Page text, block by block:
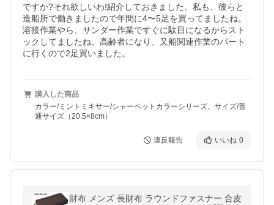
ですか?それ欲しいわ!紹介しておきました。私も、彼らと
造船所で働きましたので年間に4〜5足を買ってましたね。
溶接作業やら、サンダー作業ですぐに駄目になるからスト
ックしてましたね。高齢者になり、又船関連作業のパート
に行くので2足買いました。
購入した商品
カラー/ミントミキサー/シャーベットカラーシリーズ、サイズ/普
通サイズ（20.5×8cm）
違反報告 いいね 0
財布 メンズ 長財布 ラウンドファスナー 合皮